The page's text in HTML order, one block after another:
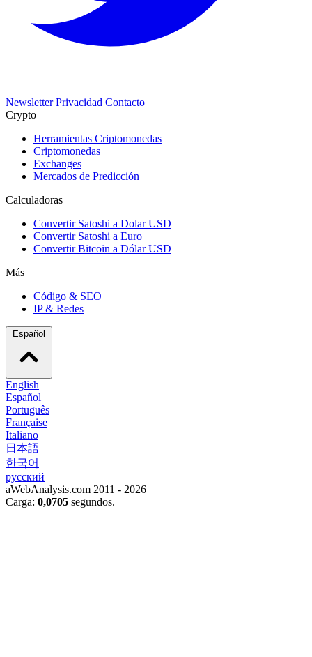
Newsletter Privacidad Contacto
Crypto
Herramientas Criptomonedas
Criptomonedas
Exchanges
Mercados de Predicción
Calculadoras
Convertir Satoshi a Dolar USD
Convertir Satoshi a Euro
Convertir Bitcoin a Dólar USD
Más
Código & SEO
IP & Redes
English
Español
Português
Française
Italiano
日本語
한국어
русский
aWebAnalysis.com 2011 - 2026
Carga: 0,0705 segundos.